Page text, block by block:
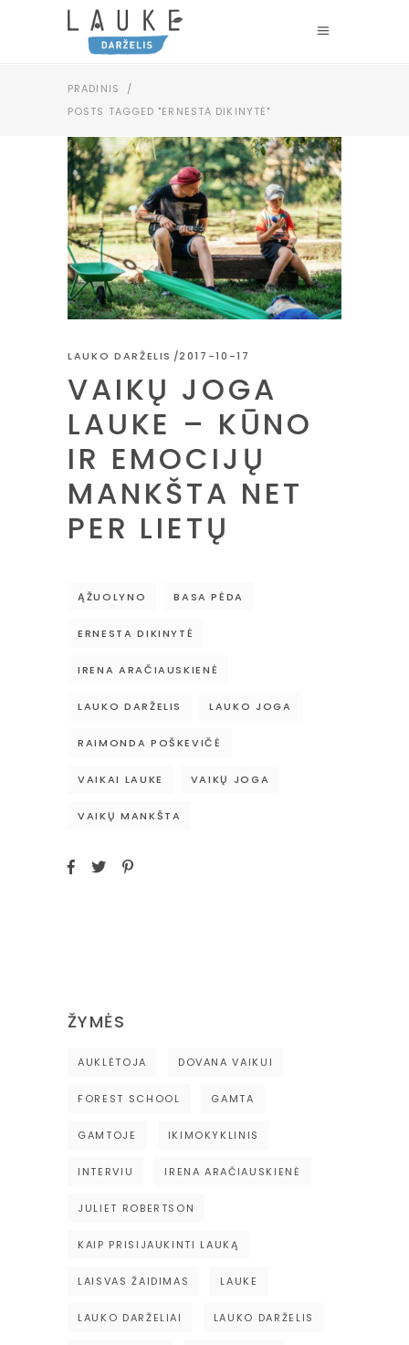
PRADINIS
/
POSTS TAGGED "ERNESTA DIKINYTĖ"
LAUKO DARŽELIS 2017-10-17
VAIKŲ JOGA
LAUKE – KŪNO
IR EMOCIJŲ
MANKŠTA NET
PER LIETŲ
ĄŽUOLYNO BASA PĖDA
ERNESTA DIKINYTĖ
IRENA ARAČIAUSKIENĖ
LAUKO DARŽELIS LAUKO JOGA
RAIMONDA POŠKEVIČĖ
VAIKAI LAUKE VAIKŲ JOGA
VAIKŲ MANKŠTA
ŽYMĖS
AUKLĖTOJA DOVANA VAIKUI
FOREST SCHOOL GAMTA
GAMTOJE IKIMOKYKLINIS
INTERVIU IRENA ARAČIAUSKIENĖ
JULIET ROBERTSON
KAIP PRISIJAUKINTI LAUKĄ
LAISVAS ŽAIDIMAS LAUKE
LAUKO DARŽELIAI LAUKO DARŽELIS